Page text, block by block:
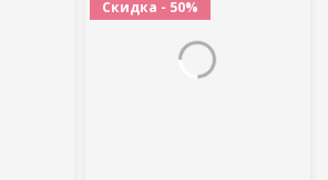
Скидка - 50%